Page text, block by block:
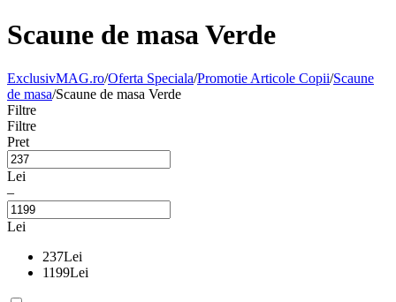
Scaune de masa Verde
ExclusivMAG.ro/Oferta Speciala/Promotie Articole Copii/Scaune
de masa/Scaune de masa Verde
Filtre
Filtre
Pret
Lei
–
Lei
237Lei
1199Lei